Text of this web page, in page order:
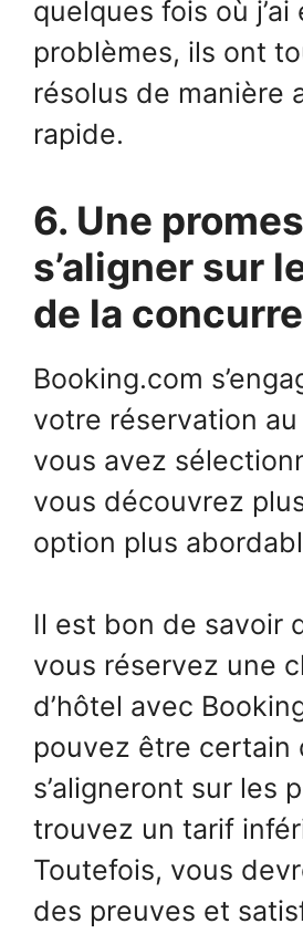
quelques fois où j’ai
problèmes, ils ont
résolus de manière
rapide.
6. Une
s’aligner sur
de la
Booking.com
votre réservation
vous avez
vous découvrez
option plus
Il est bon de savoir
vous réservez une
d’hôtel avec
pouvez être certain
s’aligneront sur les
trouvez un tarif
Toutefois, vous
des preuves et